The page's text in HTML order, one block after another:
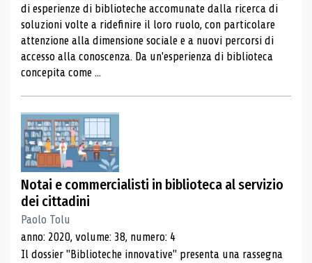
di esperienze di biblioteche accomunate dalla ricerca di
soluzioni volte a ridefinire il loro ruolo, con particolare
attenzione alla dimensione sociale e a nuovi percorsi di
accesso alla conoscenza. Da un'esperienza di biblioteca
concepita come ...
Notai e commercialisti in biblioteca al servizio
dei cittadini
Paolo Tolu
anno: 2020, volume: 38, numero: 4
Il dossier "Biblioteche innovative" presenta una rassegna